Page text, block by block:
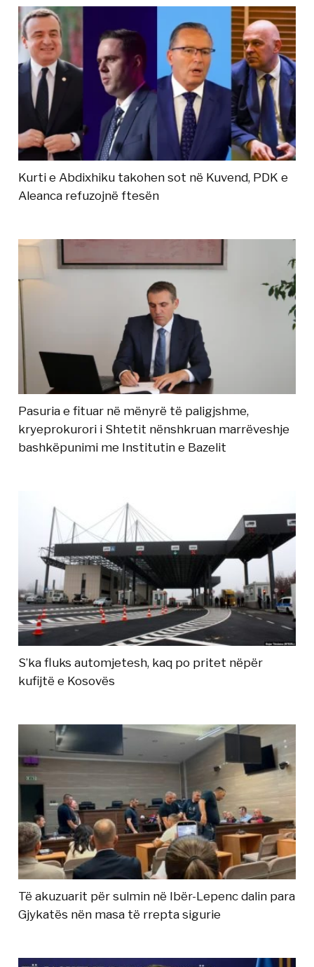
Kurti e Abdixhiku takohen sot në Kuvend, PDK e
Aleanca refuzojnë ftesën
Pasuria e fituar në mënyrë të paligjshme,
kryeprokurori i Shtetit nënshkruan marrëveshje
bashkëpunimi me Institutin e Bazelit
S’ka fluks automjetesh, kaq po pritet nëpër
kufijtë e Kosovës
Të akuzuarit për sulmin në Ibër-Lepenc dalin para
Gjykatës nën masa të rrepta sigurie